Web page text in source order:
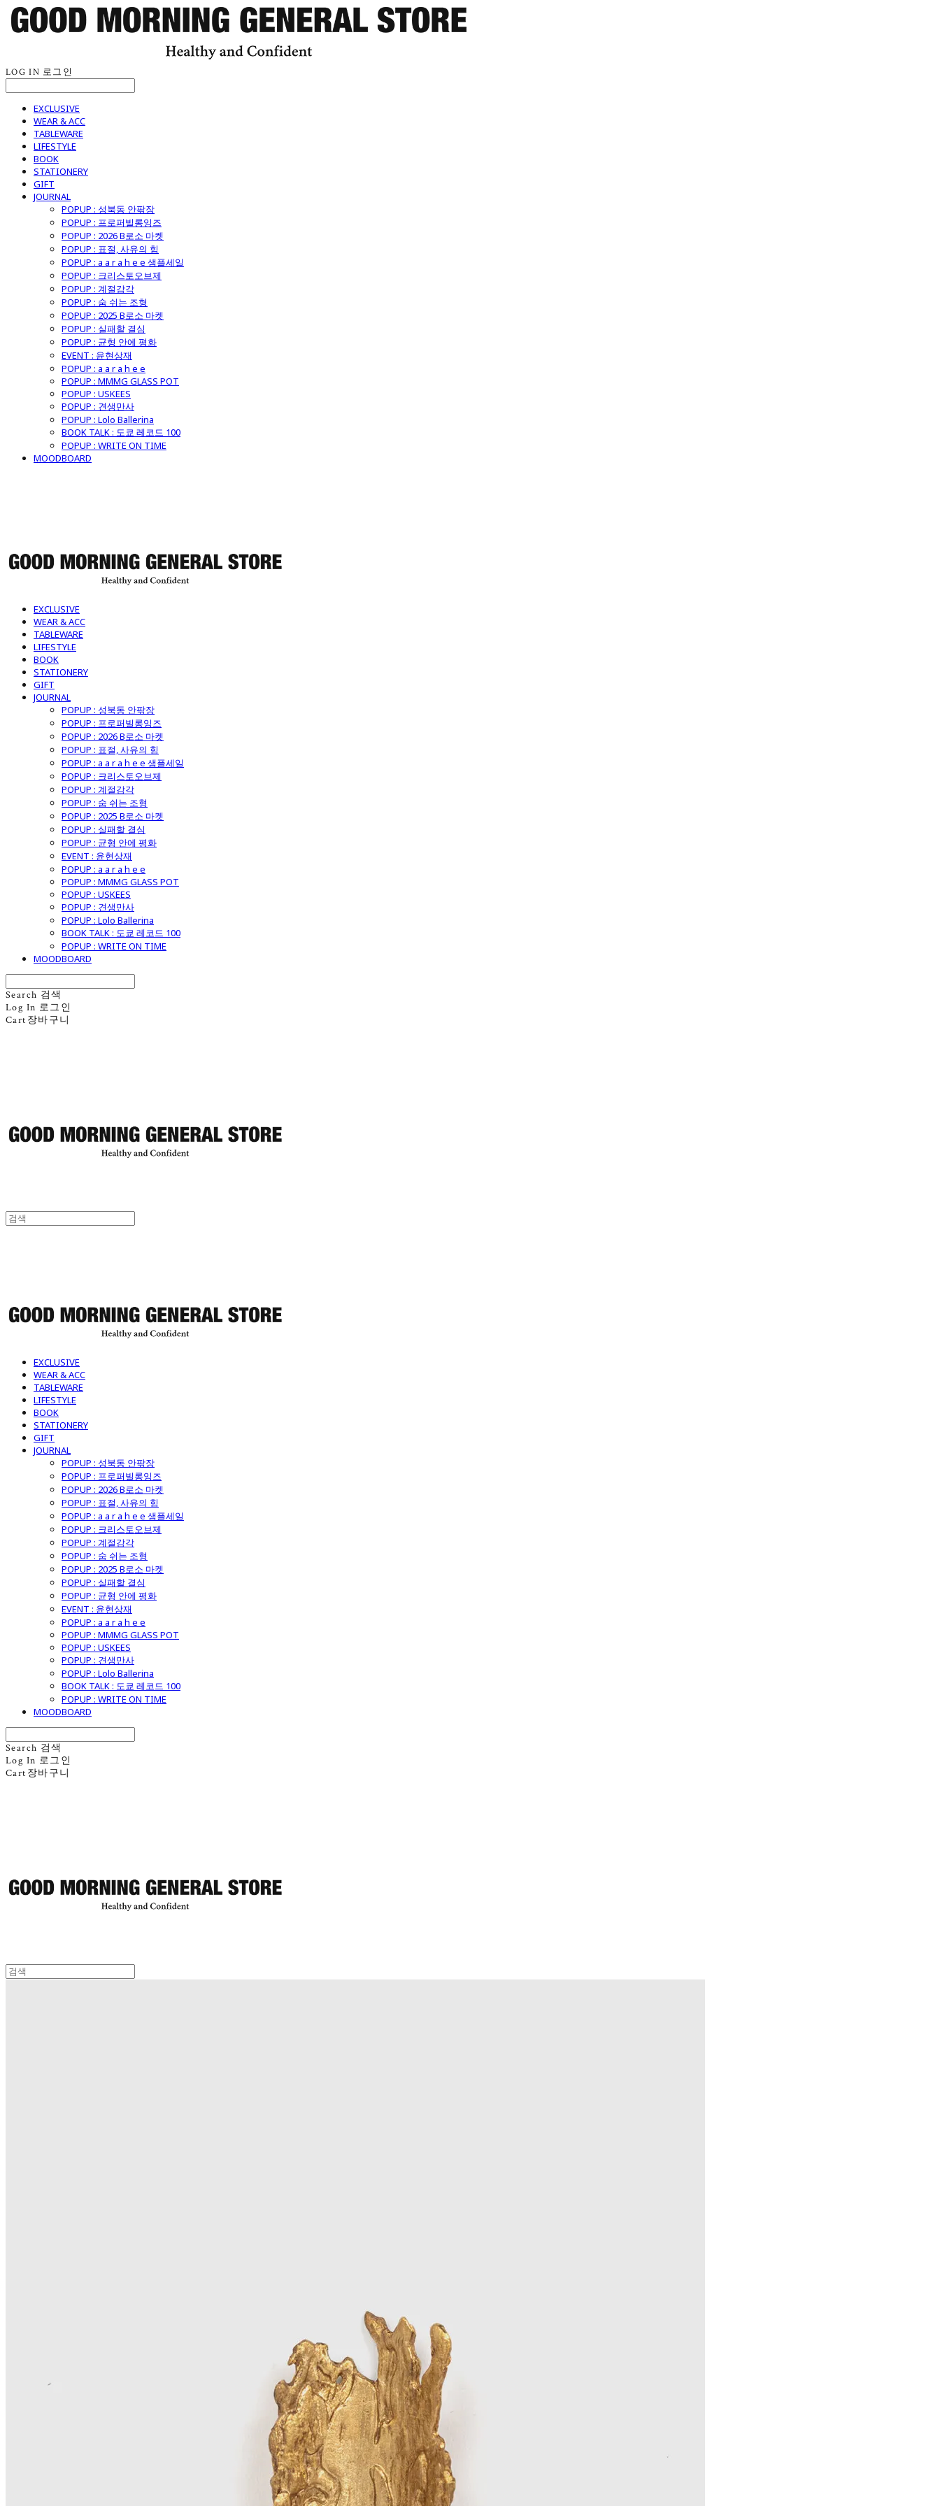
LOG IN 로그인
EXCLUSIVE
WEAR & ACC
TABLEWARE
LIFESTYLE
BOOK
STATIONERY
GIFT
JOURNAL
POPUP : 성북동 안팎장
POPUP : 프로퍼빌롱잉즈
POPUP : 2026 B로소 마켓
POPUP : 표절, 사유의 힘
POPUP : a a r a h e e 샘플세일
POPUP : 크리스토오브제
POPUP : 계절감각
POPUP : 숨 쉬는 조형
POPUP : 2025 B로소 마켓
POPUP : 실패할 결심
POPUP : 균형 안에 평화
EVENT : 윤현상재
POPUP : a a r a h e e
POPUP : MMMG GLASS POT
POPUP : USKEES
POPUP : 견생만사
POPUP : Lolo Ballerina
BOOK TALK : 도쿄 레코드 100
POPUP : WRITE ON TIME
MOODBOARD
EXCLUSIVE
WEAR & ACC
TABLEWARE
LIFESTYLE
BOOK
STATIONERY
GIFT
JOURNAL
POPUP : 성북동 안팎장
POPUP : 프로퍼빌롱잉즈
POPUP : 2026 B로소 마켓
POPUP : 표절, 사유의 힘
POPUP : a a r a h e e 샘플세일
POPUP : 크리스토오브제
POPUP : 계절감각
POPUP : 숨 쉬는 조형
POPUP : 2025 B로소 마켓
POPUP : 실패할 결심
POPUP : 균형 안에 평화
EVENT : 윤현상재
POPUP : a a r a h e e
POPUP : MMMG GLASS POT
POPUP : USKEES
POPUP : 견생만사
POPUP : Lolo Ballerina
BOOK TALK : 도쿄 레코드 100
POPUP : WRITE ON TIME
MOODBOARD
Search 검색
Log In 로그인
Cart 장바구니
EXCLUSIVE
WEAR & ACC
TABLEWARE
LIFESTYLE
BOOK
STATIONERY
GIFT
JOURNAL
POPUP : 성북동 안팎장
POPUP : 프로퍼빌롱잉즈
POPUP : 2026 B로소 마켓
POPUP : 표절, 사유의 힘
POPUP : a a r a h e e 샘플세일
POPUP : 크리스토오브제
POPUP : 계절감각
POPUP : 숨 쉬는 조형
POPUP : 2025 B로소 마켓
POPUP : 실패할 결심
POPUP : 균형 안에 평화
EVENT : 윤현상재
POPUP : a a r a h e e
POPUP : MMMG GLASS POT
POPUP : USKEES
POPUP : 견생만사
POPUP : Lolo Ballerina
BOOK TALK : 도쿄 레코드 100
POPUP : WRITE ON TIME
MOODBOARD
Search 검색
Log In 로그인
Cart 장바구니